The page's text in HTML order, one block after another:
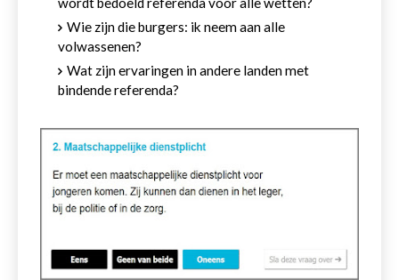
Wie zijn die burgers: ik neem aan alle
volwassenen?
Wat zijn ervaringen in andere landen met
bindende referenda?